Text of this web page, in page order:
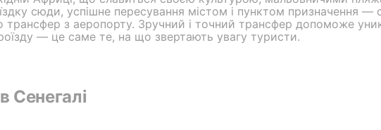
сюди, успішне пересування містом і пунктом призначення —
трансфер з аеропорту. Зручний і точний трансфер допоможе
— це саме те, на що звертають увагу туристи.
Сенегалі